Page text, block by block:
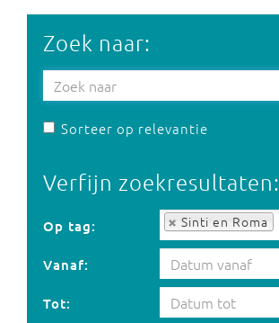
Zoek naar:
Sorteer op relevantie
Verfijn zoekresultaten:
Op tag: Sinti en Roma
Op tag:
Vanaf:
Tot: